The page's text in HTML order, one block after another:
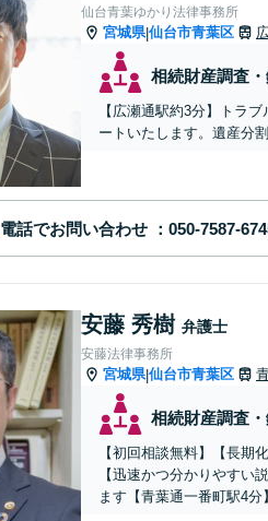
仙台青葉ゆかり法律事務所
宮城県|仙台市青葉区
相続財産調査
【広瀬通駅約3分】トラ
ートいたします。遺産分
電話でお問い合わせ
安藤 秀樹 弁護士
安藤法律事務所
宮城県|仙台市青葉区
相続財産調査
【初回相談無料】【長期
【迅速かつ分かりやすい
ます【青葉通一番町駅4分】